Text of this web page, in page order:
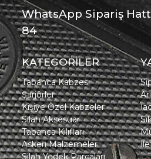
WhatsApp Sipariş
84
KATEGORİLER
Tabanca Kabzesi
Şarjörler
Kişiye Özel Kabzeler
Silah Aksesuar
Tabanca Kılıfları
Askeri Malzemeler
Silah Yedek Parçaları